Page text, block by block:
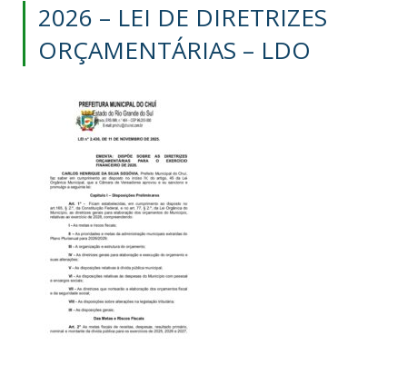
2026 – LEI DE DIRETRIZES
ORÇAMENTÁRIAS – LDO